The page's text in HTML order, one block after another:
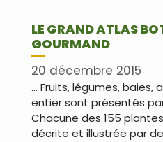
LE GRAND ATLAS
GOURMAND
20 décembre 2015
… Fruits, légumes, baies,
entier sont présentés
Chacune des 155
décrite et illustrée par